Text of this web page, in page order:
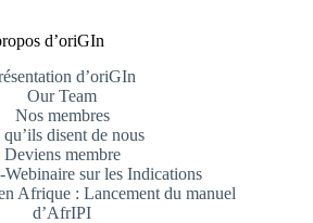
d’oriGIn
d’oriGIn
Our Team
Nos membres
qu’ils disent de nous
Deviens membre
sur les Indications
Afrique : Lancement du manuel
d’AfrIPI